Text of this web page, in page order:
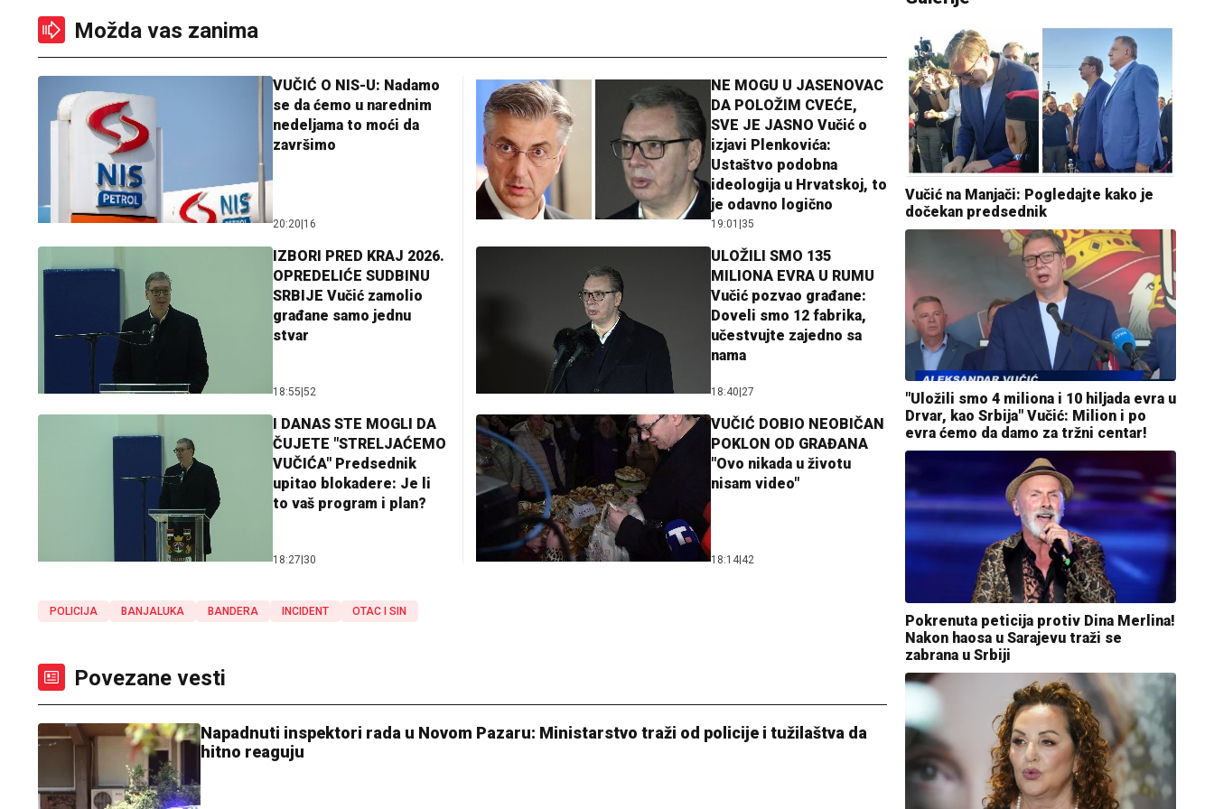
Možda vas zanima
VUČIĆ O NIS-U: Nadamo
se da ćemo u narednim
nedeljama to moći da
završimo
20:20|16
NE MOGU U JASENOVAC
DA POLOŽIM CVEĆE,
SVE JE JASNO Vučić o
izjavi Plenkovića:
Ustaštvo podobna
ideologija u Hrvatskoj, to
je odavno logično
19:01 |35
IZBORI PRED KRAJ 2026.
OPREDELIĆE SUDBINU
SRBIJE Vučić zamolio
građane samo jednu
stvar
18:55|52
ULOŽILI SMO 135
MILIONA EVRA U RUMU
Vučić pozvao građane:
Doveli smo 12 fabrika,
učestvujte zajedno sa
nama
18:40|27
I DANAS STE MOGLI DA
ČUJETE "STRELJAĆEMO
VUČIĆA" Predsednik
upitao blokadere: Je li
to vaš program i plan?
18:27|30
VUČIĆ DOBIO NEOBIČAN
POKLON OD GRAĐANA
"Ovo nikada u životu
nisam video"
18:14|42
POLICIJA BANJALUKA BANDERA INCIDENT OTAC I SIN
Povezane vesti
Napadnuti inspektori rada u Novom Pazaru: Ministarstvo traži od policije i tužilaštva da
hitno reaguju
Vučić na Manjači: Pogledajte kako je
dočekan predsednik
"Uložili smo 4 miliona i 10 hiljada evra u
Drvar, kao Srbija" Vučić: Milion i po
evra ćemo da damo za tržni centar!
Pokrenuta peticija protiv Dina Merlina!
Nakon haosa u Sarajevu traži se
zabrana u Srbiji